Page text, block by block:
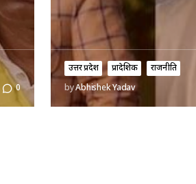
0
उत्तर प्रदेश प्रादेशिक
राजनीति
byAbhishek Yadav